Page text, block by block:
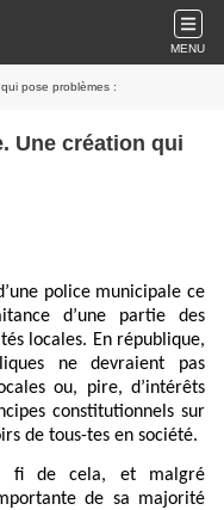
MENU
pose problèmes :
Une création qui
police municipale ce
d’une partie des
locales. En république,
ne devraient pas
ou, pire, d’intérêts
constitutionnels sur
de tous-tes en société.
fi de cela, et malgré
de sa majorité